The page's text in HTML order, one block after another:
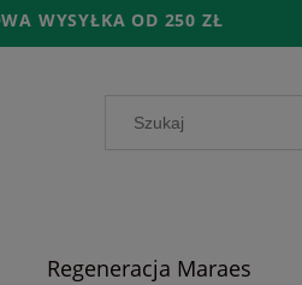
WYSYŁKA OD 250 ZŁ
Regeneracja Maraes